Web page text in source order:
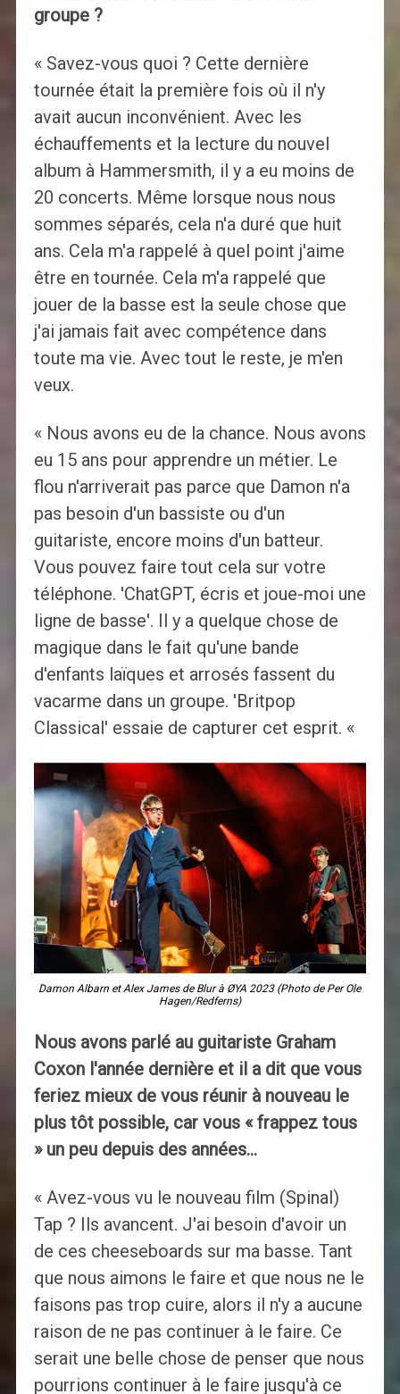
groupe ?
« Savez-vous quoi ? Cette dernière
tournée était la première fois où il n'y
avait aucun inconvénient. Avec les
échauffements et la lecture du nouvel
album à Hammersmith, il y a eu moins de
20 concerts. Même lorsque nous nous
sommes séparés, cela n'a duré que huit
ans. Cela m'a rappelé à quel point j'aime
être en tournée. Cela m'a rappelé que
jouer de la basse est la seule chose que
j'ai jamais fait avec compétence dans
toute ma vie. Avec tout le reste, je m'en
veux.
« Nous avons eu de la chance. Nous avons
eu 15 ans pour apprendre un métier. Le
flou n'arriverait pas parce que Damon n'a
pas besoin d'un bassiste ou d'un
guitariste, encore moins d'un batteur.
Vous pouvez faire tout cela sur votre
téléphone. 'ChatGPT, écris et joue-moi une
ligne de basse'. Il y a quelque chose de
magique dans le fait qu'une bande
d'enfants laïques et arrosés fassent du
vacarme dans un groupe. 'Britpop
Classical' essaie de capturer cet esprit. «
Damon Albarn et Alex James de Blur à ØYA 2023 (Photo de Per Ole
Hagen/Redferns)
Nous avons parlé au guitariste Graham
Coxon l'année dernière et il a dit que vous
feriez mieux de vous réunir à nouveau le
plus tôt possible, car vous « frappez tous
» un peu depuis des années…
« Avez-vous vu le nouveau film (Spinal)
Tap ? Ils avancent. J'ai besoin d'avoir un
de ces cheeseboards sur ma basse. Tant
que nous aimons le faire et que nous ne le
faisons pas trop cuire, alors il n'y a aucune
raison de ne pas continuer à le faire. Ce
serait une belle chose de penser que nous
pourrions continuer à le faire jusqu'à ce